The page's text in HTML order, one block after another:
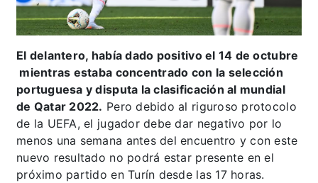
El delantero, había dado positivo el 14 de octubre
mientras estaba concentrado con la selección
portuguesa y disputa la clasificación al mundial
de Qatar 2022. Pero debido al riguroso protocolo
de la UEFA, el jugador debe dar negativo por lo
menos una semana antes del encuentro y con este
nuevo resultado no podrá estar presente en el
próximo partido en Turín desde las 17 horas.